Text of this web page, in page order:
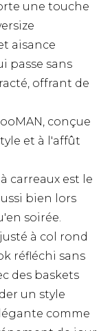
une touche
aisance
passe sans
offrant de
conçue
et à l'affût
carreaux est le
bien lors
soirée.
à col rond
réfléchi sans
des baskets
un style
comme